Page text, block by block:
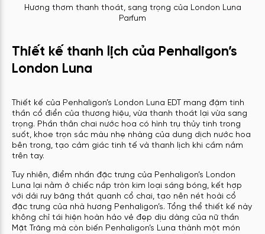
Hương thơm thanh thoát, sang trọng của London Luna
Parfum
Thiết kế thanh lịch của Penhaligon’s
London Luna
Thiết kế của Penhaligon’s London Luna EDT mang đậm tinh
thần cổ điển của thương hiệu, vừa thanh thoát lại vừa sang
trọng. Phần thân chai nước hoa có hình trụ thủy tinh trong
suốt, khoe trọn sắc màu nhẹ nhàng của dung dịch nước hoa
bên trong, tạo cảm giác tinh tế và thanh lịch khi cầm nắm
trên tay.
Tuy nhiên, điểm nhấn đặc trưng của Penhaligon’s London
Luna lại nằm ở chiếc nắp tròn kim loại sáng bóng, kết hợp
với dải ruy băng thắt quanh cổ chai, tạo nên nét hoài cổ
đặc trưng của nhà hương Penhaligon’s. Tổng thể thiết kế này
không chỉ tái hiện hoàn hảo vẻ đẹp dịu dàng của nữ thần
Mặt Trăng mà còn biến Penhaligon’s Luna thành một món